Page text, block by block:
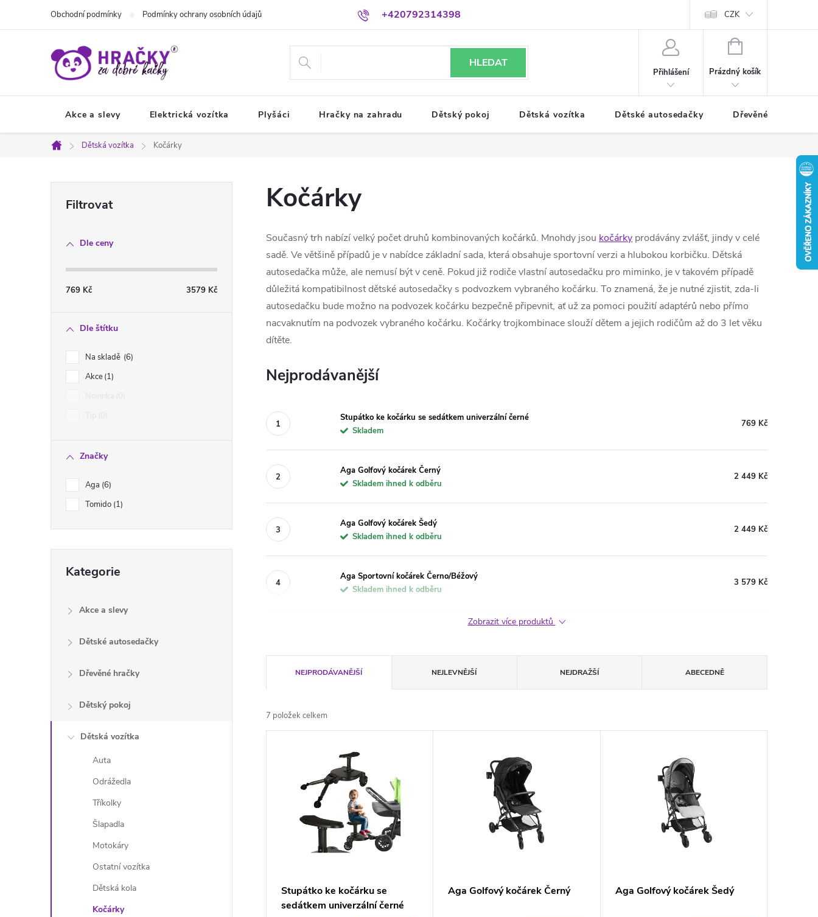
+420792314398
Obchodní podmínky Podmínky ochrany osobních údajů CZK
HLEDAT
Přihlášení
NÁKUPNÍ
Prázdný košík
Akce a slevy Elektrická vozítka Plyšáci Hračky na zahradu Dětský pokoj Dětská vozítka Dětské autosedačky Dřevěné hračky
Domů
Dětská vozítka Kočárky
n
Dle ceny
769 Kč 3579 Kč
Dle štítku
Na skladě 6
Akce 1
Značky
Aga 6
Tomido 1
kategorie
Kategorie
Akce a slevy
Dětské autosedačky
Dřevěné hračky
Dětský pokoj
Dětská vozítka
Auta
Odrážedla
Tříkolky
Šlapadla
Motokáry
Ostatní vozítka
Dětská kola
Kočárky
Kočárky
Současný trh nabízí velký počet druhů kombinovaných kočárků. Mnohdy jsou kočárky prodávány zvlášť, jindy v celé
sadě. Ve většině případů je v nabídce základní sada, která obsahuje sportovní verzi a hlubokou korbičku. Dětská
autosedačka může, ale nemusí být v ceně. Pokud již rodiče vlastní autosedačku pro miminko, je v takovém případě
důležitá kompatibilnost dětské autosedačky s podvozkem vybraného kočárku. To znamená, že je nutné zjistit, zda-li
autosedačku bude možno na podvozek kočárku bezpečně připevnit, ať už za pomoci použití adaptérů nebo přímo
nacvaknutím na podvozek vybraného kočárku. Kočárky trojkombinace slouží dětem a jejich rodičům až do 3 let věku
dítěte.
Nejprodávanější
Stupátko ke kočárku se sedátkem univerzální černé
Skladem
769 Kč
Aga Golfový kočárek Černý
Skladem ihned k odběru
2 449 Kč
Aga Golfový kočárek Šedý
Skladem ihned k odběru
2 449 Kč
Aga Sportovní kočárek Černo/Béžový
Skladem ihned k odběru
3 579 Kč
Zobrazit více produktů
a
z
NEJPRODÁVANĚJŠÍ NEJLEVNĚJŠÍ NEJDRAŽŠÍ ABECEDNĚ
7 položek celkem
Stupátko ke kočárku se
sedátkem univerzální černé
Aga Golfový kočárek Černý Aga Golfový kočárek Šedý